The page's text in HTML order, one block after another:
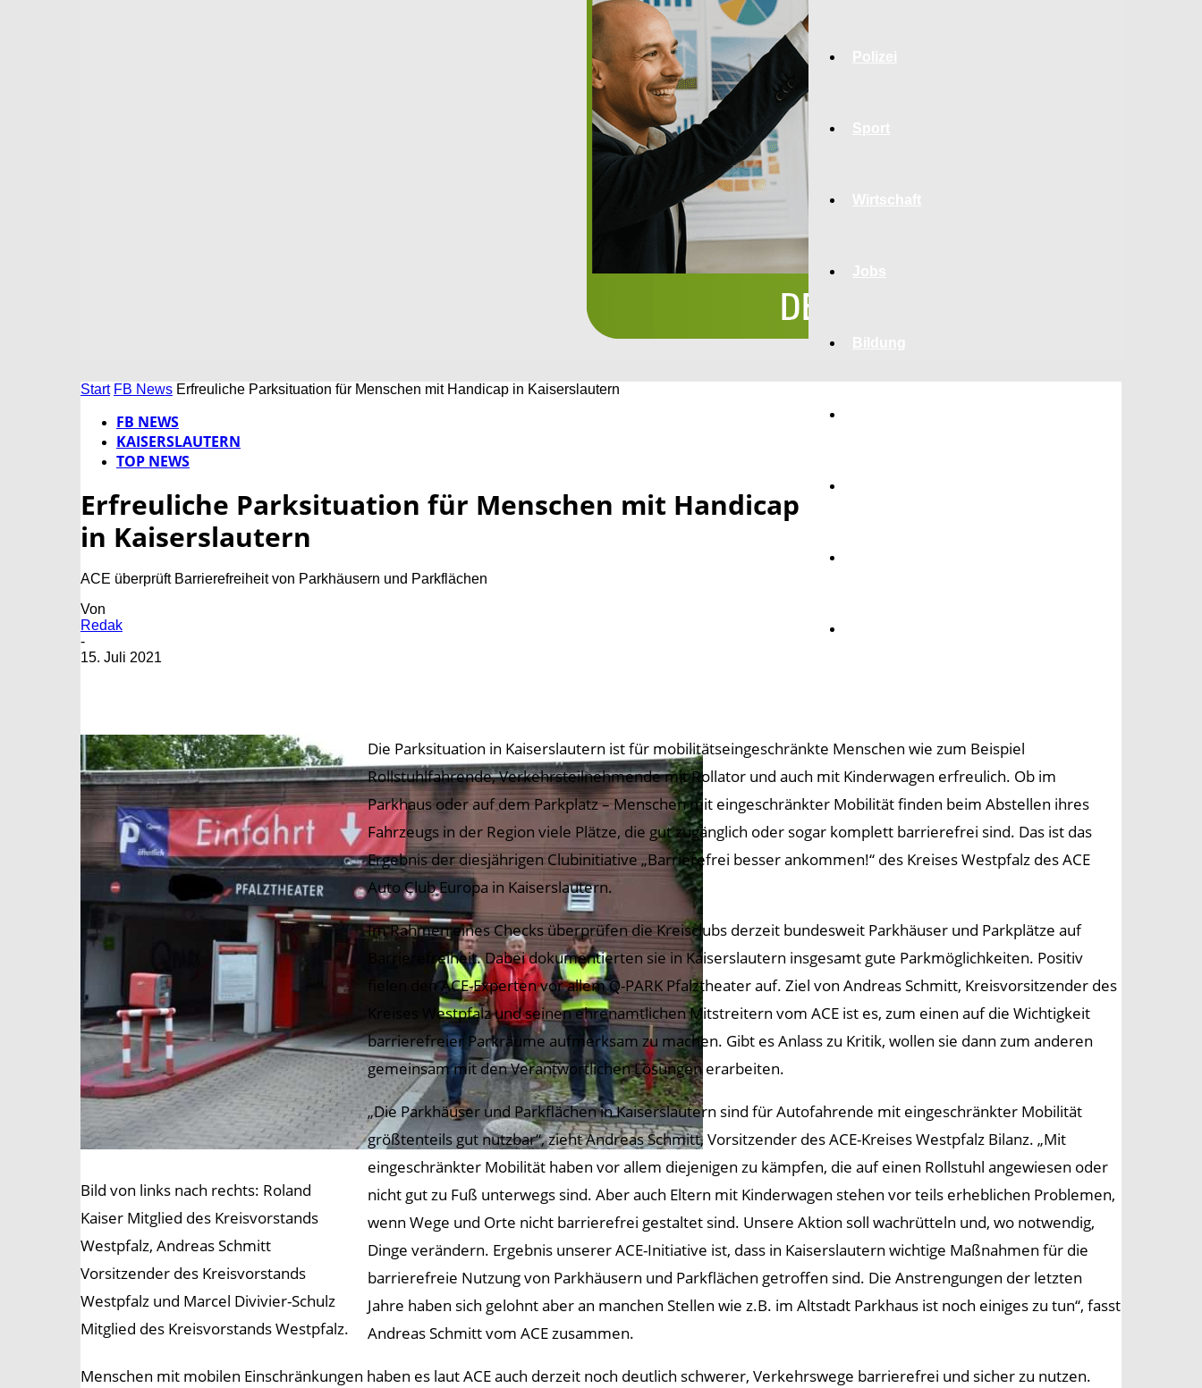
Start FB News Erfreuliche Parksituation für Menschen mit Handicap in Kaiserslautern
FB NEWS
KAISERSLAUTERN
TOP NEWS
Erfreuliche Parksituation für Menschen mit Handicap
in Kaiserslautern
ACE überprüft Barrierefreiheit von Parkhäusern und Parkflächen
Von
Redak
-
15. Juli 2021
Bild von links nach rechts: Roland
Kaiser Mitglied des Kreisvorstands
Westpfalz, Andreas Schmitt
Vorsitzender des Kreisvorstands
Westpfalz und Marcel Divivier-Schulz
Mitglied des Kreisvorstands Westpfalz.
Die Parksituation in Kaiserslautern ist für mobilitätseingeschränkte Menschen wie zum Beispiel
Rollstuhlfahrende, Verkehrsteilnehmende mit Rollator und auch mit Kinderwagen erfreulich. Ob im
Parkhaus oder auf dem Parkplatz – Menschen mit eingeschränkter Mobilität finden beim Abstellen ihres
Fahrzeugs in der Region viele Plätze, die gut zugänglich oder sogar komplett barrierefrei sind. Das ist das
Ergebnis der diesjährigen Clubinitiative „Barrierefrei besser ankommen!“ des Kreises Westpfalz des ACE
Auto Club Europa in Kaiserslautern.
Im Rahmen eines Checks überprüfen die Kreisclubs derzeit bundesweit Parkhäuser und Parkplätze auf
Barrierefreiheit. Dabei dokumentierten sie in Kaiserslautern insgesamt gute Parkmöglichkeiten. Positiv
fielen den ACE-Experten vor allem Q-PARK Pfalztheater auf. Ziel von Andreas Schmitt, Kreisvorsitzender des
Kreises Westpfalz und seinen ehrenamtlichen Mitstreitern vom ACE ist es, zum einen auf die Wichtigkeit
barrierefreier Parkräume aufmerksam zu machen. Gibt es Anlass zu Kritik, wollen sie dann zum anderen
gemeinsam mit den Verantwortlichen Lösungen erarbeiten.
„Die Parkhäuser und Parkflächen in Kaiserslautern sind für Autofahrende mit eingeschränkter Mobilität
größtenteils gut nutzbar“, zieht Andreas Schmitt, Vorsitzender des ACE-Kreises Westpfalz Bilanz. „Mit
eingeschränkter Mobilität haben vor allem diejenigen zu kämpfen, die auf einen Rollstuhl angewiesen oder
nicht gut zu Fuß unterwegs sind. Aber auch Eltern mit Kinderwagen stehen vor teils erheblichen Problemen,
wenn Wege und Orte nicht barrierefrei gestaltet sind. Unsere Aktion soll wachrütteln und, wo notwendig,
Dinge verändern. Ergebnis unserer ACE-Initiative ist, dass in Kaiserslautern wichtige Maßnahmen für die
barrierefreie Nutzung von Parkhäusern und Parkflächen getroffen sind. Die Anstrengungen der letzten
Jahre haben sich gelohnt aber an manchen Stellen wie z.B. im Altstadt Parkhaus ist noch einiges zu tun“, fasst
Andreas Schmitt vom ACE zusammen.
Menschen mit mobilen Einschränkungen haben es laut ACE auch derzeit noch deutlich schwerer, Verkehrswege barrierefrei und sicher zu nutzen.